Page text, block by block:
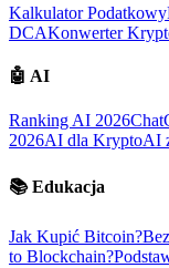
Kalkulator Podatkowy
DCAKonwerter
🤖 AI
Ranking AI 2026
2026AI dla KryptoAI
📚 Edukacja
Jak Kupić Bitcoin?
to Blockchain?